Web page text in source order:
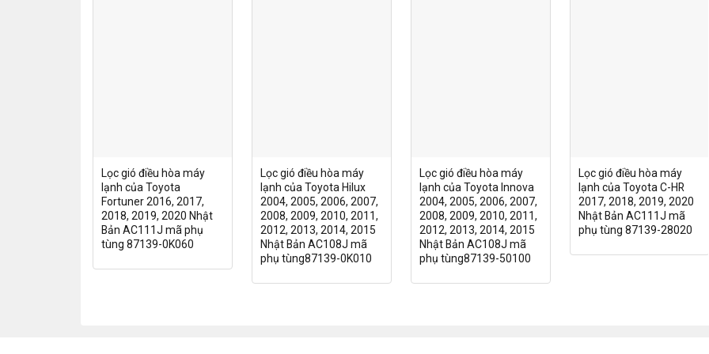
Lọc gió điều hòa máy
lạnh của Toyota
Fortuner 2016, 2017,
2018, 2019, 2020 Nhật
Bản AC111J mã phụ
tùng 87139-0K060
Lọc gió điều hòa máy
lạnh của Toyota Hilux
2004, 2005, 2006, 2007,
2008, 2009, 2010, 2011,
2012, 2013, 2014, 2015
Nhật Bản AC108J mã
phụ tùng87139-0K010
Lọc gió điều hòa máy
lạnh của Toyota Innova
2004, 2005, 2006, 2007,
2008, 2009, 2010, 2011,
2012, 2013, 2014, 2015
Nhật Bản AC108J mã
phụ tùng87139-50100
Lọc gió điều hòa máy
lạnh của Toyota C-HR
2017, 2018, 2019, 2020
Nhật Bản AC111J mã
phụ tùng 87139-28020